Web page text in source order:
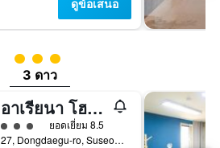
ดูข้อเสนอ
ให้ 3 ดาว
3 ดาว
อาเรียนา โฮเทล
ให้ 3 ดาว ยอดเยี่ยม 8.5
27, Dongdaegu-ro, Suseong-gu, แทกู, เกาหลีใต้